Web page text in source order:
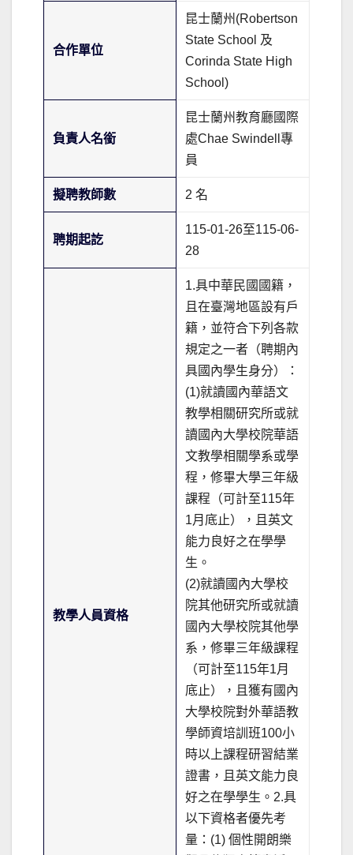
合作單位
昆士蘭州(Robertson
State School 及
Corinda State High
School)
負責人名銜
昆士蘭州教育廳國際
處Chae Swindell專
員
擬聘教師數 2 名
聘期起訖
115-01-26至115-06-
28
教學人員資格
1.具中華民國國籍，
且在臺灣地區設有戶
籍，並符合下列各款
規定之一者（聘期內
具國內學生身分）：
(1)就讀國內華語文
教學相關研究所或就
讀國內大學校院華語
文教學相關學系或學
程，修畢大學三年級
課程（可計至115年
1月底止），且英文
能力良好之在學學
生。
(2)就讀國內大學校
院其他研究所或就讀
國內大學校院其他學
系，修畢三年級課程
（可計至115年1月
底止），且獲有國內
大學校院對外華語教
學師資培訓班100小
時以上課程研習結業
證書，且英文能力良
好之在學學生。2.具
以下資格者優先考
量：(1) 個性開朗樂